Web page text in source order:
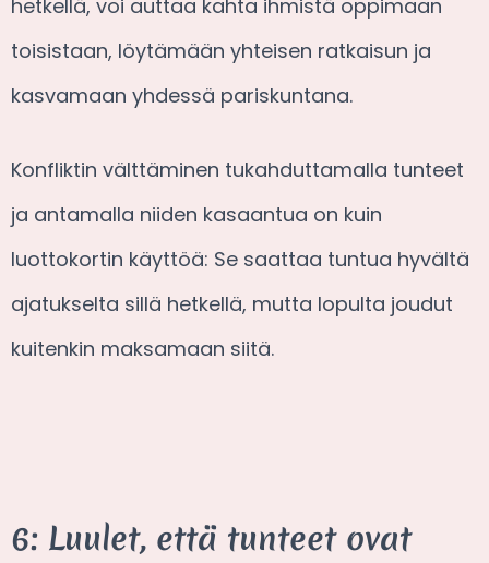
hetkellä, voi auttaa kahta ihmistä oppimaan
toisistaan, löytämään yhteisen ratkaisun ja
kasvamaan yhdessä pariskuntana.
Konfliktin välttäminen tukahduttamalla tunteet
ja antamalla niiden kasaantua on kuin
luottokortin käyttöä: Se saattaa tuntua hyvältä
ajatukselta sillä hetkellä, mutta lopulta joudut
kuitenkin maksamaan siitä.
6: Luulet, että tunteet ovat